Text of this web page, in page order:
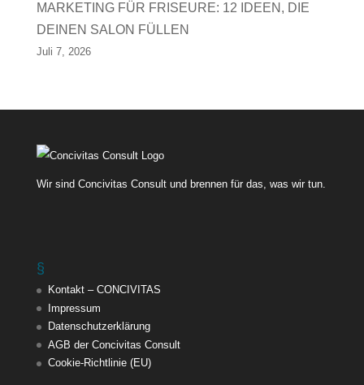
MARKETING FÜR FRISEURE: 12 IDEEN, DIE
DEINEN SALON FÜLLEN
Juli 7, 2026
Wir sind Concivitas Consult und brennen für das, was wir tun.
§
Kontakt – CONCIVITAS
Impressum
Datenschutzerklärung
AGB der Concivitas Consult
Cookie-Richtlinie (EU)